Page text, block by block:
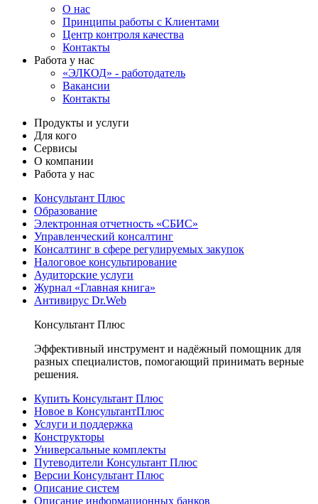
О нас
Принципы работы с Клиентами
Центр контроля качества
Контакты
Работа у нас
«ЭЛКОД» - работодатель
Вакансии
Контакты
Продукты и услуги
Для кого
Сервисы
О компании
Работа у нас
Консультант Плюс
Образование
Электронная отчетность «СБИС»
Управленческий консалтинг
Консалтинг в сфере регулируемых закупок
Налоговое консультирование
Аудиторские услуги
Журнал «Главная книга»
Антивирус Dr.Web
Консультант Плюс
Эффективный инструмент и надёжный помощник для
разных специалистов, помогающий принимать верные
решения.
Купить Консультант Плюс
Новое в КонсультантПлюс
Услуги и поддержка
Конструкторы
Универсальные комплекты
Путеводители Консультант Плюс
Версии Консультант Плюс
Описание систем
Описание информационных банков